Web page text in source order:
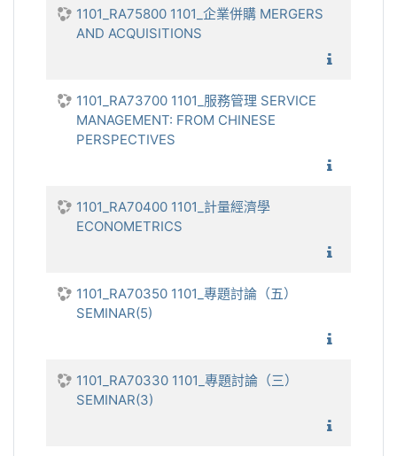
1101_RA75800 1101_企業併購 MERGERS
AND ACQUISITIONS
1101_RA73700 1101_服務管理 SERVICE
MANAGEMENT: FROM CHINESE
PERSPECTIVES
1101_RA70400 1101_計量經濟學
ECONOMETRICS
1101_RA70350 1101_專題討論（五）
SEMINAR(5)
1101_RA70330 1101_專題討論（三）
SEMINAR(3)